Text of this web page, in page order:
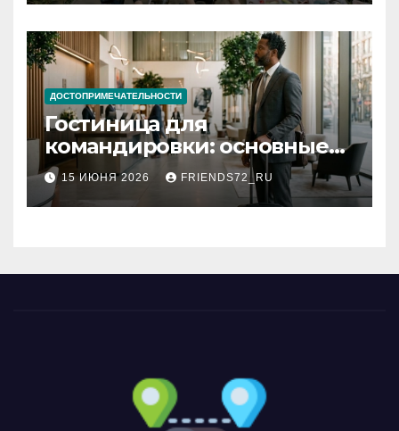
ДОСТОПРИМЕЧАТЕЛЬНОСТИ
Гостиница для
командировки: основные
критерии выбора
15 ИЮНЯ 2026 FRIENDS72_RU